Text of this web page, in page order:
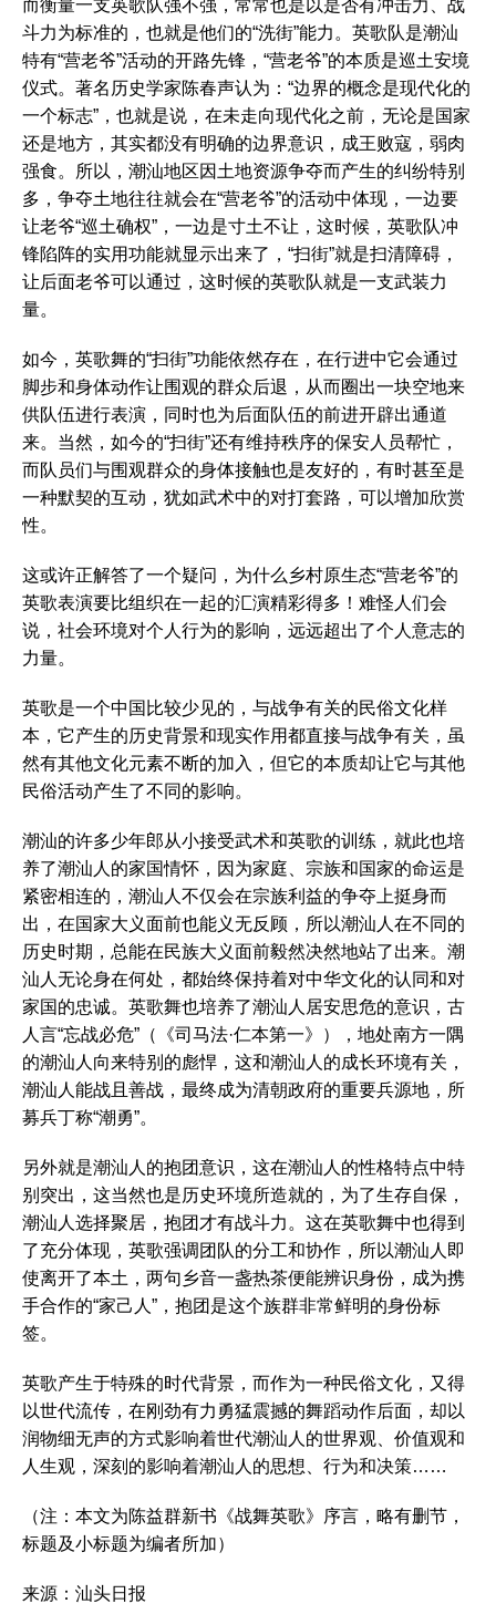
而衡量一支英歌队强不强，常常也是以是否有冲击力、战
斗力为标准的，也就是他们的“洗街”能力。英歌队是潮汕
特有“营老爷”活动的开路先锋，“营老爷”的本质是巡土安境
仪式。著名历史学家陈春声认为：“边界的概念是现代化的
一个标志”，也就是说，在未走向现代化之前，无论是国家
还是地方，其实都没有明确的边界意识，成王败寇，弱肉
强食。所以，潮汕地区因土地资源争夺而产生的纠纷特别
多，争夺土地往往就会在“营老爷”的活动中体现，一边要
让老爷“巡土确权”，一边是寸土不让，这时候，英歌队冲
锋陷阵的实用功能就显示出来了，“扫街”就是扫清障碍，
让后面老爷可以通过，这时候的英歌队就是一支武装力
量。
如今，英歌舞的“扫街”功能依然存在，在行进中它会通过
脚步和身体动作让围观的群众后退，从而圈出一块空地来
供队伍进行表演，同时也为后面队伍的前进开辟出通道
来。当然，如今的“扫街”还有维持秩序的保安人员帮忙，
而队员们与围观群众的身体接触也是友好的，有时甚至是
一种默契的互动，犹如武术中的对打套路，可以增加欣赏
性。
这或许正解答了一个疑问，为什么乡村原生态“营老爷”的
英歌表演要比组织在一起的汇演精彩得多！难怪人们会
说，社会环境对个人行为的影响，远远超出了个人意志的
力量。
英歌是一个中国比较少见的，与战争有关的民俗文化样
本，它产生的历史背景和现实作用都直接与战争有关，虽
然有其他文化元素不断的加入，但它的本质却让它与其他
民俗活动产生了不同的影响。
潮汕的许多少年郎从小接受武术和英歌的训练，就此也培
养了潮汕人的家国情怀，因为家庭、宗族和国家的命运是
紧密相连的，潮汕人不仅会在宗族利益的争夺上挺身而
出，在国家大义面前也能义无反顾，所以潮汕人在不同的
历史时期，总能在民族大义面前毅然决然地站了出来。潮
汕人无论身在何处，都始终保持着对中华文化的认同和对
家国的忠诚。英歌舞也培养了潮汕人居安思危的意识，古
人言“忘战必危”（《司马法·仁本第一》），地处南方一隅
的潮汕人向来特别的彪悍，这和潮汕人的成长环境有关，
潮汕人能战且善战，最终成为清朝政府的重要兵源地，所
募兵丁称“潮勇”。
另外就是潮汕人的抱团意识，这在潮汕人的性格特点中特
别突出，这当然也是历史环境所造就的，为了生存自保，
潮汕人选择聚居，抱团才有战斗力。这在英歌舞中也得到
了充分体现，英歌强调团队的分工和协作，所以潮汕人即
使离开了本土，两句乡音一盏热茶便能辨识身份，成为携
手合作的“家己人”，抱团是这个族群非常鲜明的身份标
签。
英歌产生于特殊的时代背景，而作为一种民俗文化，又得
以世代流传，在刚劲有力勇猛震撼的舞蹈动作后面，却以
润物细无声的方式影响着世代潮汕人的世界观、价值观和
人生观，深刻的影响着潮汕人的思想、行为和决策……
（注：本文为陈益群新书《战舞英歌》序言，略有删节，
标题及小标题为编者所加）
来源：汕头日报